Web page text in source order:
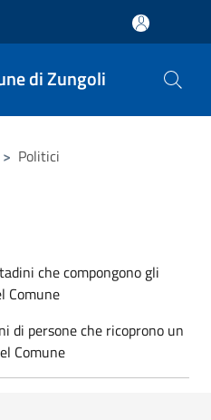
di Zungoli
> Politici
che compongono gli
Comune
di persone che ricoprono un
Comune